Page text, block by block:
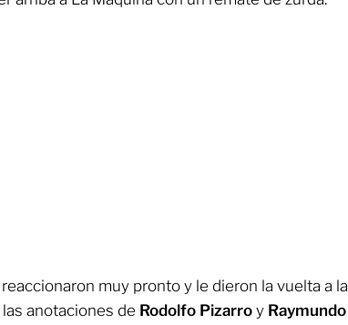
reaccionaron muy pronto y le dieron la vuelta a la
anotaciones de Rodolfo Pizarro y Raymundo